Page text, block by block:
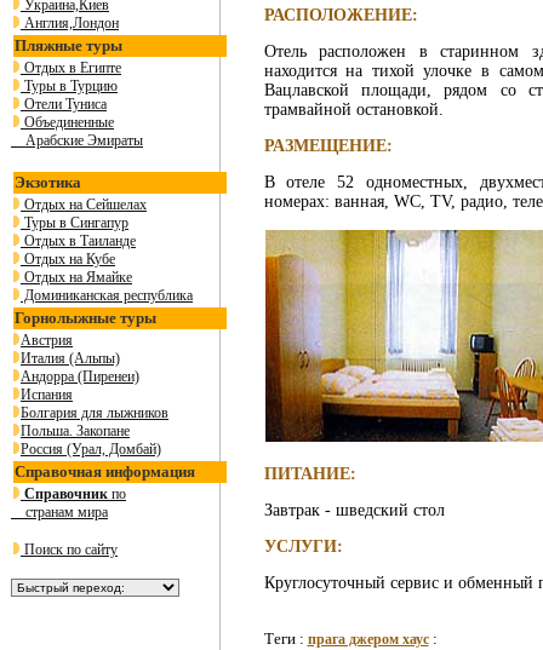
Украина,Киев
Англия,Лондон
Пляжные туры
Отдых в Египте
Туры в Турцию
Отели Туниса
Объединенные
Арабские Эмираты
Экзотика
Отдых на Сейшелах
Туры в Сингапур
Отдых в Таиланде
Отдых на Кубе
Отдых на Ямайке
Доминиканская республика
Горнолыжные туры
Австрия
Италия (Альпы)
Андорра (Пиренеи)
Испания
Болгария для лыжников
Польша. Закопане
Россия (Урал, Домбай)
Справочная информация
Справочник по
странам мира
Поиск по сайту
РАСПОЛОЖЕНИЕ:
Отель расположен в старинном
находится на тихой улочке в
Вацлавской площади, рядом со
трамвайной остановкой.
РАЗМЕЩЕНИЕ:
В отеле 52 одноместных,
номерах: ванная, WC, TV, радио,
ПИТАНИЕ:
Завтрак - шведский стол
УСЛУГИ:
Круглосуточный сервис и обменный
Теги : прага джером хаус: